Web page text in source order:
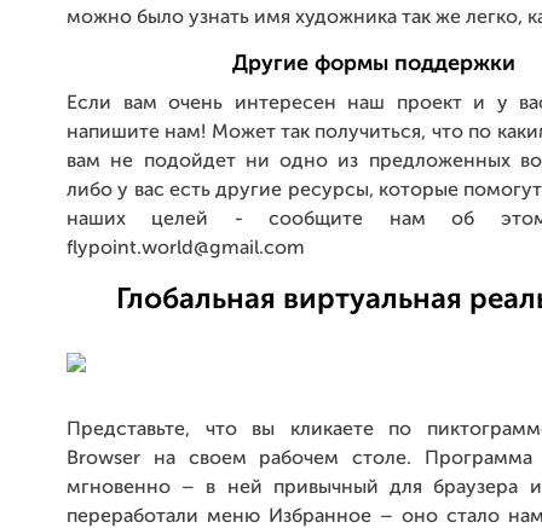
можно было узнать имя художника так же легко,
Другие формы поддержки
Если вам очень интересен наш проект и у
напишите нам! Может так получиться, что по
вам не подойдет ни одно из предложенных
либо у вас есть другие ресурсы, которые
наших целей - сообщите нам об
flypoint.world@gmail.com
Глобальная виртуальная
Представьте, что вы кликаете по
Browser на своем рабочем столе. Программа
мгновенно – в ней привычный для браузера
переработали меню Избранное – оно стало